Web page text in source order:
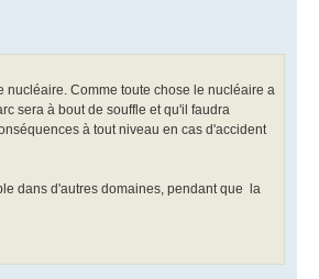
nucléaire. Comme toute chose le nucléaire a
sera à bout de souffle et qu'il faudra
à tout niveau en cas d'accident
dans d'autres domaines, pendant que la